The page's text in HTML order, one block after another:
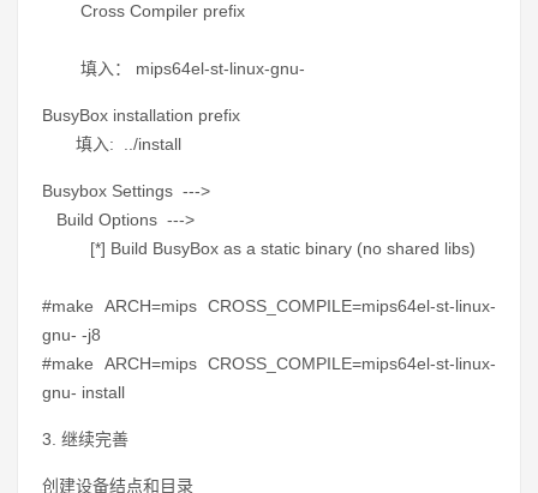
Cross Compiler prefix
填入： mips64el-st-linux-gnu-
BusyBox installation prefix
填入: ../install
Busybox Settings --->
Build Options --->
[*] Build BusyBox as a static binary (no shared libs)
#make ARCH=mips CROSS_COMPILE=mips64el-st-linux-
gnu- -j8
#make ARCH=mips CROSS_COMPILE=mips64el-st-linux-
gnu- install
3. 继续完善
创建设备结点和目录